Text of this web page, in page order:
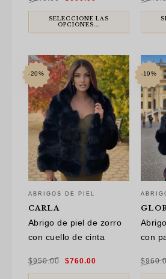
era:
$840.00.
es:
$600.00.
SELECCIONE LAS
OPCIONES...
-20%
ABRIGOS DE PIEL
CARLA
Abrigo de piel de zorro
con cuello de cinta
$950.00 precio
era:
$760.00precio
es:
-19%
con
$